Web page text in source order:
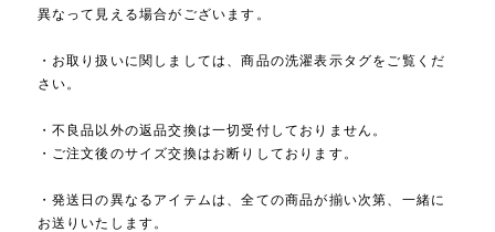
異なって見える場合がございます。
・お取り扱いに関しましては、商品の洗濯表示タグをご覧くだ
さい。
・不良品以外の返品交換は一切受付しておりません。
・ご注文後のサイズ交換はお断りしております。
・発送日の異なるアイテムは、全ての商品が揃い次第、一緒に
お送りいたします。